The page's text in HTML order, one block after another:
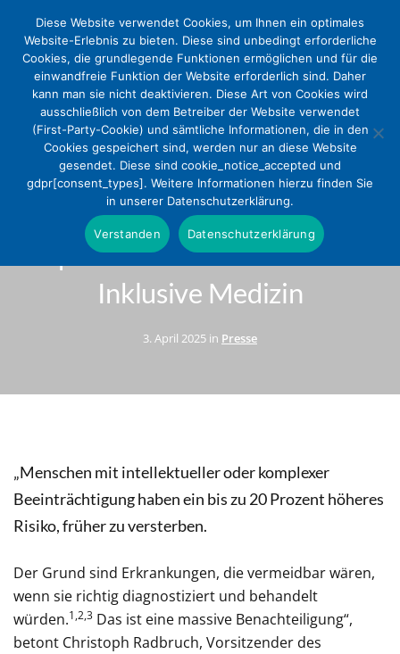
Versorgungsgerechtigkeit für
Menschen mit Behinderung:
Impuls setzen mit Zentren für
Inklusive Medizin
3. April 2025 in Presse
„Menschen mit intellektueller oder komplexer
Beeinträchtigung haben ein bis zu 20 Prozent höheres
Risiko, früher zu versterben.
Der Grund sind Erkrankungen, die vermeidbar wären,
wenn sie richtig diagnostiziert und behandelt
würden.1,2,3 Das ist eine massive Benachteiligung“,
betont Christoph Radbruch, Vorsitzender des
Diese Website verwendet Cookies, um Ihnen ein optimales
Website-Erlebnis zu bieten. Diese sind unbedingt erforderliche
Cookies, die grundlegende Funktionen ermöglichen und für die
einwandfreie Funktion der Website erforderlich sind. Daher
kann man sie nicht deaktivieren. Diese Art von Cookies wird
ausschließlich von dem Betreiber der Website verwendet
(First-Party-Cookie) und sämtliche Informationen, die in den
Cookies gespeichert sind, werden nur an diese Website
gesendet. Diese sind cookie_notice_accepted und
gdpr[consent_types]. Weitere Informationen hierzu finden Sie
in unserer Datenschutzerklärung.
Verstanden Datenschutzerklärung